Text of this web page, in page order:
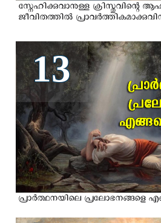
സ്നേഹിക്കുവാനുള്ള ക്രിസ്തുവിന്റെ
ജീവിതത്തില്‍
13
പ്രാര്‍ത്ഥനയിലെ പ്രലോഭനങ്ങളെ